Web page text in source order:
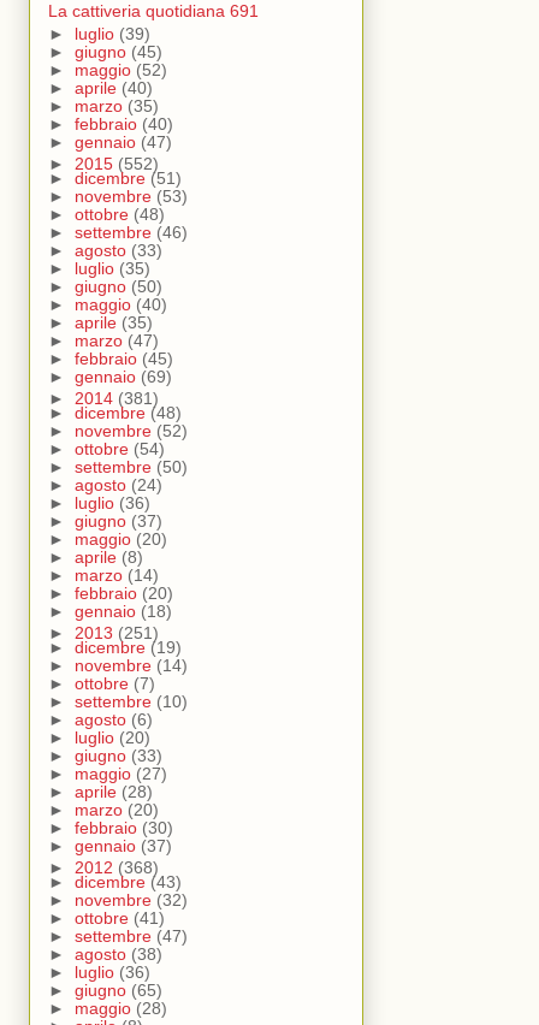
La cattiveria quotidiana 691
► luglio (39)
► giugno (45)
► maggio (52)
► aprile (40)
► marzo (35)
► febbraio (40)
► gennaio (47)
► 2015 (552)
► dicembre (51)
► novembre (53)
► ottobre (48)
► settembre (46)
► agosto (33)
► luglio (35)
► giugno (50)
► maggio (40)
► aprile (35)
► marzo (47)
► febbraio (45)
► gennaio (69)
► 2014 (381)
► dicembre (48)
► novembre (52)
► ottobre (54)
► settembre (50)
► agosto (24)
► luglio (36)
► giugno (37)
► maggio (20)
► aprile (8)
► marzo (14)
► febbraio (20)
► gennaio (18)
► 2013 (251)
► dicembre (19)
► novembre (14)
► ottobre (7)
► settembre (10)
► agosto (6)
► luglio (20)
► giugno (33)
► maggio (27)
► aprile (28)
► marzo (20)
► febbraio (30)
► gennaio (37)
► 2012 (368)
► dicembre (43)
► novembre (32)
► ottobre (41)
► settembre (47)
► agosto (38)
► luglio (36)
► giugno (65)
► maggio (28)